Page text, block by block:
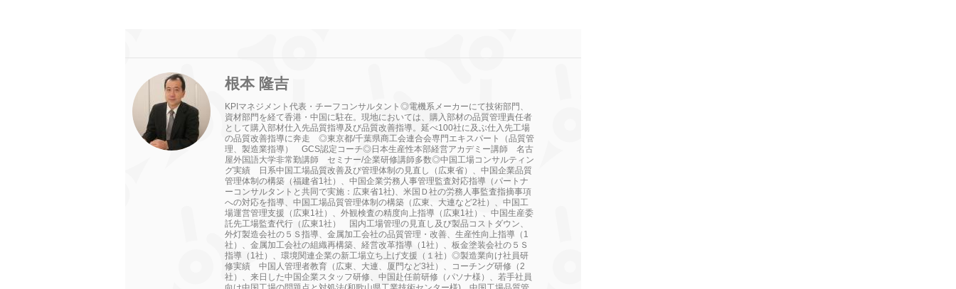
根本 隆吉
KPIマネジメント代表・チーフコンサルタント◎電機系メーカーにて技術部門、
資材部門を経て香港・中国に駐在。現地においては、購入部材の品質管理責任者
として購入部材仕入先品質指導及び品質改善指導。延べ100社に及ぶ仕入先工場
の品質改善指導に奔走 ◎東京都/千葉県商工会連合会専門エキスパート（品質管
理、製造業指導） GCS認定コーチ◎日本生産性本部経営アカデミー講師 名古
屋外国語大学非常勤講師 セミナー/企業研修講師多数◎中国工場コンサルティン
グ実績 日系中国工場品質改善及び管理体制の見直し（広東省）、中国企業品質
管理体制の構築（福建省1社）、中国企業労務人事管理監査対応指導（パートナ
ーコンサルタントと共同で実施：広東省1社)、米国Ｄ社の労務人事監査指摘事項
への対応を指導、中国工場品質管理体制の構築（広東、大連など2社）、中国工
場運営管理支援（広東1社）、外観検査の精度向上指導（広東1社）、中国生産委
託先工場監査代行（広東1社） 国内工場管理の見直し及び製品コストダウン、
外灯製造会社の５Ｓ指導、金属加工会社の品質管理・改善、生産性向上指導（1
社）、金属加工会社の組織再構築、経営改革指導（1社）、板金塗装会社の５Ｓ
指導（1社）、環境関連企業の新工場立ち上げ支援（１社）◎製造業向け社員研
修実績 中国人管理者教育（広東、大連、厦門など3社）、コーチング研修（2
社）、来日した中国企業スタッフ研修、中国赴任前研修（パソナ様）、若手社員